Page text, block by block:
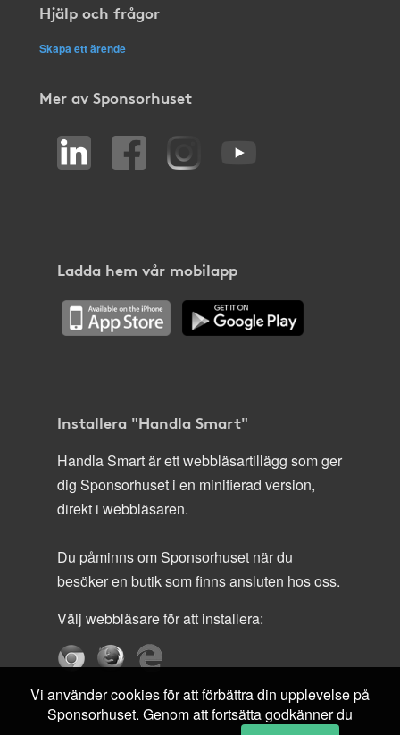
Hjälp och frågor
Skapa ett ärende
Mer av Sponsorhuset
Ladda hem vår mobilapp
Installera "Handla Smart"
Handla Smart är ett webbläsartillägg som ger
dig Sponsorhuset i en minifierad version,
direkt i webbläsaren.
Du påminns om Sponsorhuset när du
besöker en butik som finns ansluten hos oss.
Välj webbläsare för att installera:
Vi använder cookies för att förbättra din upplevelse på
Sponsorhuset. Genom att fortsätta godkänner du